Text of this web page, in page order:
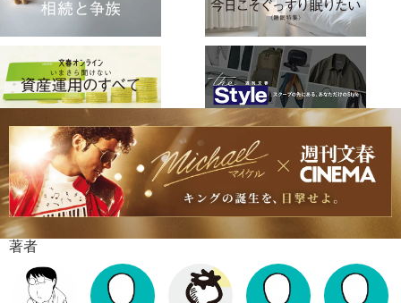
著者